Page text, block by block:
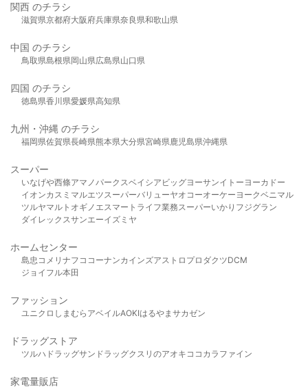
関西 のチラシ
滋賀県京都府大阪府兵庫県奈良県和歌山県
中国 のチラシ
鳥取県島根県岡山県広島県山口県
四国 のチラシ
徳島県香川県愛媛県高知県
九州・沖縄 のチラシ
福岡県佐賀県長崎県熊本県大分県宮崎県鹿児島県沖縄県
スーパー
いなげや西條アマノパークスベイシア ビッグヨーサンイトーヨーカドー
イオンカスミ マルエツスーパーバリューヤオコーオーケー ヨークベニマル
ツルヤマルト オギノ エスマート ライフ業務スーパーいかり フジグラン
ダイレックスサンエーイズミヤ
ホームセンター
島忠 コメリ ナフコ コーナンカインズアストロプロダクツDCM
ジョイフル本田
ファッション
ユニクロ しまむら アベイルAOKIはるやま サカゼン
ドラッグストア
ツルハドラッグサンドラッグクスリのアオキ ココカラファイン
家電量販店